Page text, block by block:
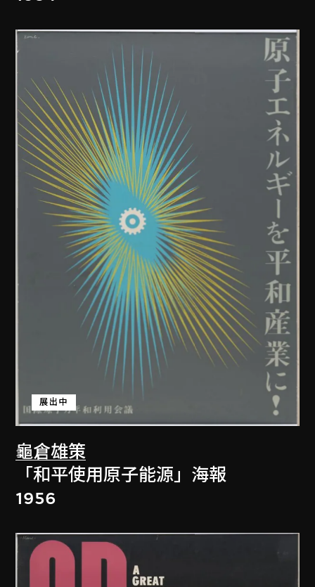
龜倉雄策
展出中
「和平使用原子能源」海報
1956